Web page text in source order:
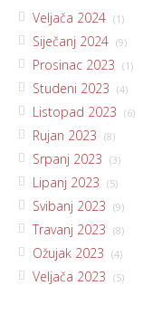
Veljača 2024 (1)
Siječanj 2024 (9)
Prosinac 2023 (1)
Studeni 2023 (4)
Listopad 2023 (6)
Rujan 2023 (8)
Srpanj 2023 (3)
Lipanj 2023 (5)
Svibanj 2023 (9)
Travanj 2023 (8)
Ožujak 2023 (4)
Veljača 2023 (5)